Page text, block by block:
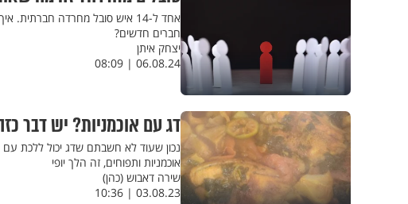
אחד ל-14 איש סובל מחרדה
חברים חדשים?
יצחק איתן
06.08.24 | 08:09
דג עם אוכמניות? יש דבר
נכון שעוד לא חשבתם שדג יכול ללכת עם
אוכמניות ותפוחים, זה הלך יופי
שירה דאבוש (כהן)
03.08.23 | 10:36